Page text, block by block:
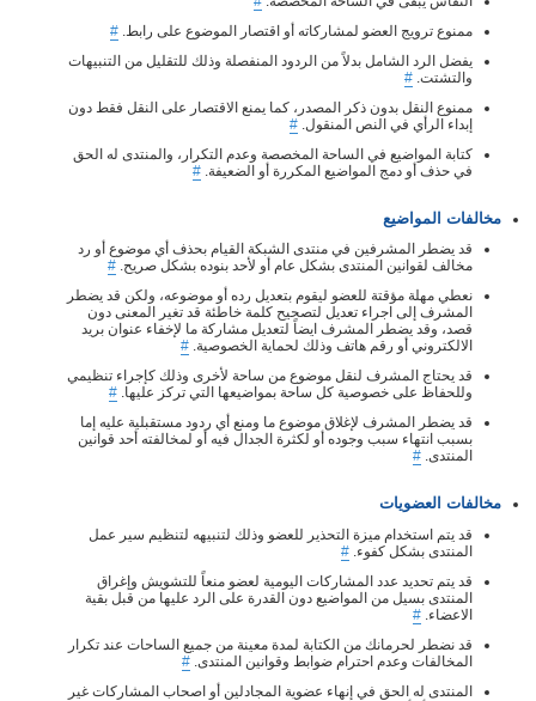
ممنوع ترويج العضو لمشاركاته أو اقتصار الموضوع على رابط. #
يفضل الرد الشامل بدلاً من الردود المنفصلة وذلك للتقليل من التنبيهات
والتشتت. #
ممنوع النقل بدون ذكر المصدر، كما يمنع الاقتصار على النقل فقط دون
إبداء الرأي في النص المنقول. #
كتابة المواضيع في الساحة المخصصة وعدم التكرار، والمنتدى له الحق
في حذف أو دمج المواضيع المكررة أو الضعيفة. #
مخالفات المواضيع
قد يضطر المشرفين في منتدى الشبكة القيام بحذف أي موضوع أو رد
مخالف لقوانين المنتدى بشكل عام أو لأحد بنوده بشكل صريح. #
نعطي مهلة مؤقتة للعضو ليقوم بتعديل رده أو موضوعه، ولكن قد يضطر
المشرف إلى اجراء تعديل لتصحيح كلمة خاطئة قد تغير المعنى دون
قصد، وقد يضطر المشرف ايضاً لتعديل مشاركة ما لإخفاء عنوان بريد
الالكتروني أو رقم هاتف وذلك لحماية الخصوصية. #
قد يحتاج المشرف لنقل موضوع من ساحة لأخرى وذلك كإجراء تنظيمي
وللحفاظ على خصوصية كل ساحة بمواضيعها التي تركز عليها. #
قد يضطر المشرف لإغلاق موضوع ما ومنع أي ردود مستقبلية عليه إما
بسبب انتهاء سبب وجوده أو لكثرة الجدال فيه أو لمخالفته أحد قوانين
المنتدى. #
مخالفات العضويات
قد يتم استخدام ميزة التحذير للعضو وذلك لتنبيهه لتنظيم سير عمل
المنتدى بشكل كفوء. #
قد يتم تحديد عدد المشاركات اليومية لعضو منعاً للتشويش وإغراق
المنتدى بسيل من المواضيع دون القدرة على الرد عليها من قبل بقية
الاعضاء. #
قد نضطر لحرمانك من الكتابة لمدة معينة من جميع الساحات عند تكرار
المخالفات وعدم احترام ضوابط وقوانين المنتدى. #
المنتدى له الحق في إنهاء عضوية المجادلين أو اصحاب المشاركات غير